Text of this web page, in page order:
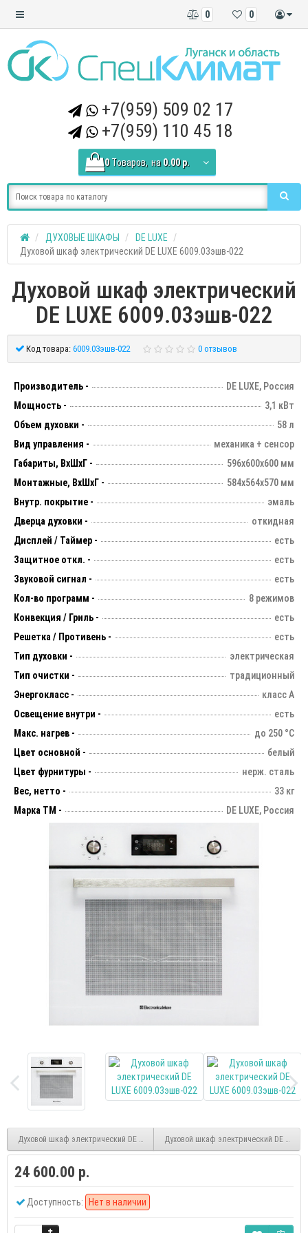
0
0
+7(959) 509 02 17
+7(959) 110 45 18
0 Tоваров, на 0.00 р.
ДУХОВЫЕ ШКАФЫ
DE LUXE
Духовой шкаф электрический DE LUXE 6009.03эшв-022
Духовой шкаф электрический
DE LUXE 6009.03эшв-022
Код товара: 6009.03эшв-022 0 отзывов
Производитель -
DE LUXE, Россия
Мощность -
3,1 кВт
Объем духовки -
58 л
Вид управления -
механика + сенсор
Габариты, ВхШхГ -
596х600х600 мм
Монтажные, ВхШхГ -
584х564х570 мм
Внутр. покрытие -
эмаль
Дверца духовки -
откидная
Дисплей / Таймер -
есть
Защитное откл. -
есть
Звуковой сигнал -
есть
Кол-во программ -
8 режимов
Конвекция / Гриль -
есть
Решетка / Противень -
есть
Тип духовки -
электрическая
Тип очистки -
традиционный
Энергокласс -
класс А
Освещение внутри -
есть
Макс. нагрев -
до 250 °С
Цвет основной -
белый
Цвет фурнитуры -
нерж. сталь
Вес, нетто -
33 кг
Марка ТМ -
DE LUXE, Россия
Духовой шкаф электрический DE LUXE 6006.03эшв-033Духовой шкаф электрический DE LUXE
24 600.00 р.
Доступность: Нет в наличии